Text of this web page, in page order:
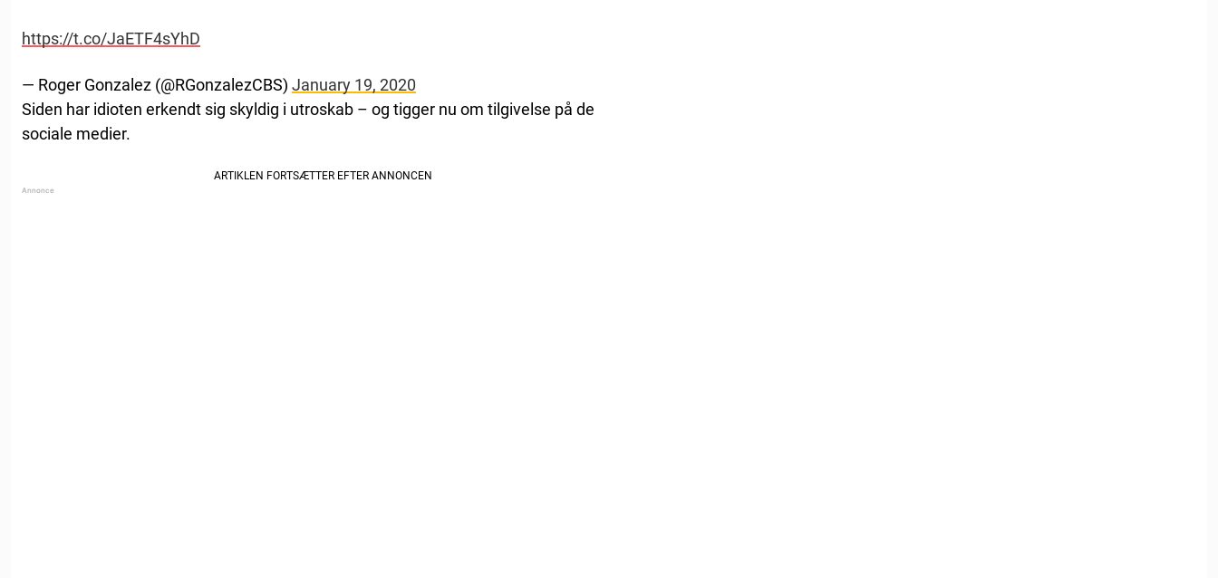
https://t.co/JaETF4sYhD
— Roger Gonzalez (@RGonzalezCBS) January 19, 2020
Siden har idioten erkendt sig skyldig i utroskab – og tigger nu om tilgivelse på de
sociale medier.